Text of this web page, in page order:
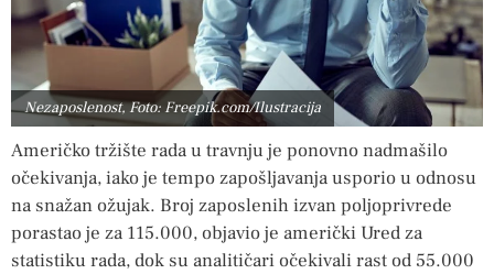
Nezaposlenost, Foto: Freepik.com/Ilustracija
Američko tržište rada u travnju je ponovno nadmašilo
očekivanja, iako je tempo zapošljavanja usporio u odnosu
na snažan ožujak. Broj zaposlenih izvan poljoprivrede
porastao je za 115.000, objavio je američki Ured za
statistiku rada, dok su analitičari očekivali rast od 55.000